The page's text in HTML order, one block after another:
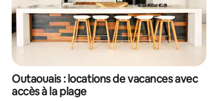
Outaouais : locations de vacances avec
accès à la plage